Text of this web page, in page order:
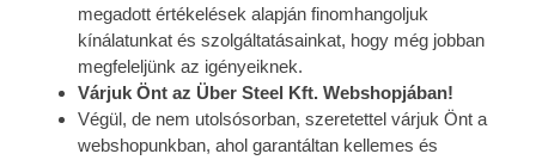
megadott értékelések alapján finomhangoljuk
kínálatunkat és szolgáltatásainkat, hogy még jobban
megfeleljünk az igényeiknek.
Várjuk Önt az Über Steel Kft. Webshopjában!
Végül, de nem utolsósorban, szeretettel várjuk Önt a
webshopunkban, ahol garantáltan kellemes és